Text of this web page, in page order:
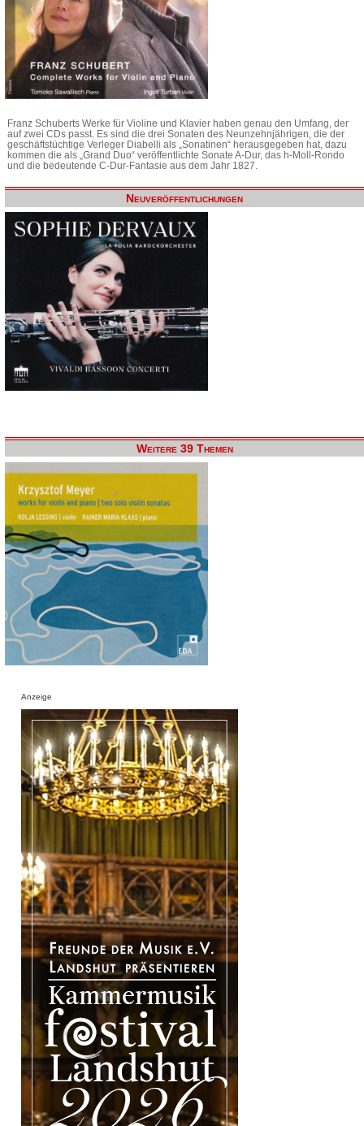
Franz Schuberts Werke für Violine und Klavier haben genau den Umfang, der
auf zwei CDs passt. Es sind die drei Sonaten des Neunzehnjährigen, die der
geschäftstüchtige Verleger Diabelli als „Sonatinen“ herausgegeben hat, dazu
kommen die als „Grand Duo“ veröffentlichte Sonate A-Dur, das h-Moll-Rondo
und die bedeutende C-Dur-Fantasie aus dem Jahr 1827.
Neuveröffentlichungen
Weitere 39 Themen
Anzeige